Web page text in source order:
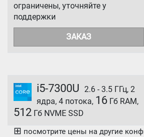
ограничены, уточняйте у
поддержки
ЗАКАЗ
i5-7300U
2.6 - 3.5 ГГц, 2
ядра, 4 потока, 16 Гб RAM,
512 Гб NVME SSD
⊞ посмотрите цены на другие